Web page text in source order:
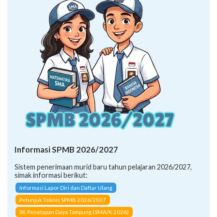
Informasi SPMB 2026/2027
Sistem penerimaan murid baru tahun pelajaran 2026/2027,
simak informasi berikut:
Informasi Lapor Diri dan Daftar Ulang
Petunjuk Teknis SPMB 2026/2027
SK Penetapan Daya Tampung (SMA/K 2026)